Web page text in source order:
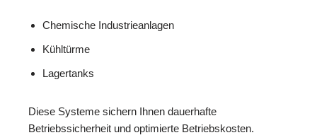
Chemische Industrieanlagen
Kühltürme
Lagertanks
Diese Systeme sichern Ihnen dauerhafte
Betriebssicherheit und optimierte Betriebskosten.